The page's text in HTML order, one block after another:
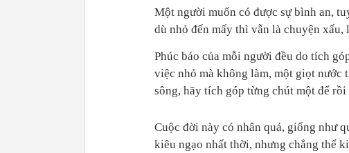
Một người muốn có được sự bình an,
dù nhỏ đến mấy thì vẫn là chuyện xấu,
Phúc báo của mỗi người đều do tích
việc nhỏ mà không làm, một giọt nước
sông, hãy tích góp từng chút một để
Cuộc đời này có nhân quả, giống như
kiêu ngạo nhất thời, nhưng chẳng thể